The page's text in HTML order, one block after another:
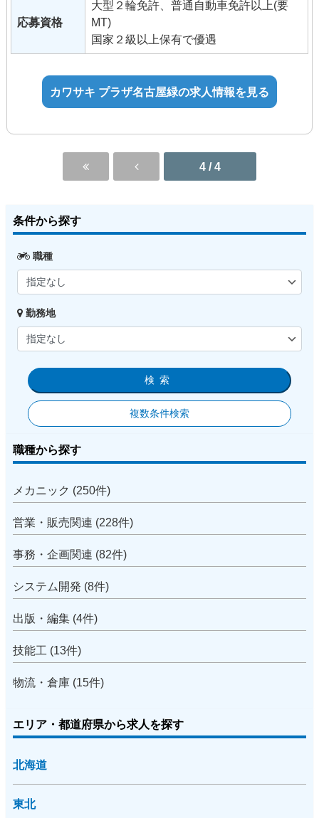
昼食手当
残業手当
扶養手当
制服貸与
整備士資格取得補助
応募資格
大型２輪免許、普通自動車免許以上(要
MT)
国家２級以上保有で優遇
カワサキ プラザ名古屋緑の求人情報を見る
4 / 4
条件から探す
職種
勤務地
検索
複数条件検索
職種から探す
メカニック (250件)
営業・販売関連 (228件)
事務・企画関連 (82件)
システム開発 (8件)
出版・編集 (4件)
技能工 (13件)
物流・倉庫 (15件)
エリア・都道府県から求人を探す
北海道
東北